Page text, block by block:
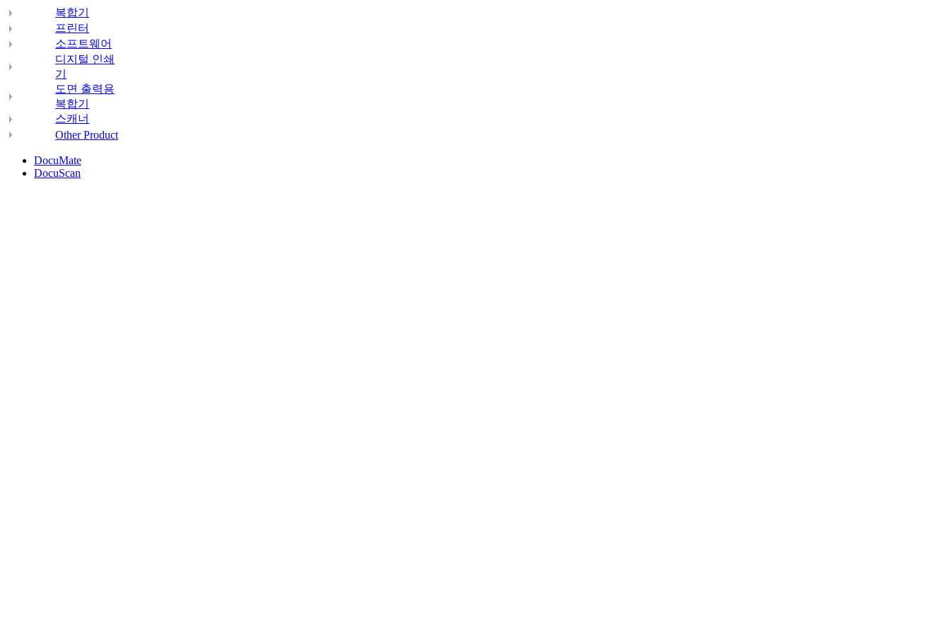
복합기
프린터
소프트웨어
디지털 인쇄
기
도면 출력용
복합기
스캐너
Other Product
DocuMate
DocuScan